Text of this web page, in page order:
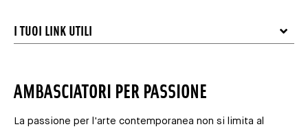
I TUOI LINK UTILI
AMBASCIATORI PER PASSIONE
La passione per l'arte contemporanea non si limita al